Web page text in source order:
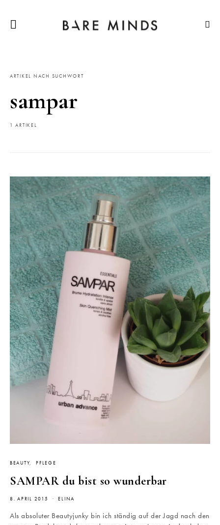
ARTIKEL NACH SUCHWORT
sampar
1 ARTIKEL
BEAUTY PFLEGE
SAMPAR du bist so wunderbar
8. APRIL 2015 ELINA
Als absoluter Beautyjunky bin ich ständig auf der Jagd nach den